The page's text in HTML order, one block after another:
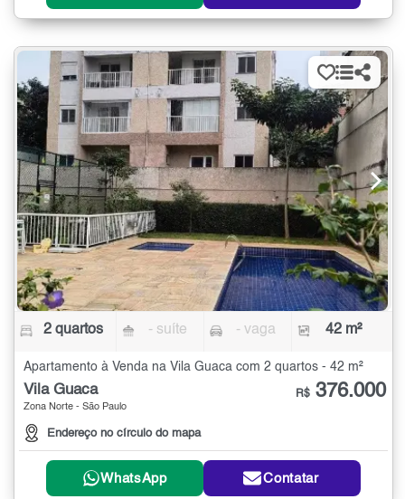
2 quartos - suíte - vaga 42 m²
Apartamento à Venda na Vila Guaca com 2 quartos - 42 m²
Vila Guaca
Zona Norte - São Paulo
Endereço no círculo do mapa
R$ 376.000
WhatsApp Contatar